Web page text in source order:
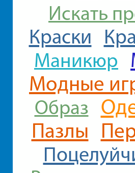
Искать
Краски
Маникюр
Модные
Образ
Пазлы